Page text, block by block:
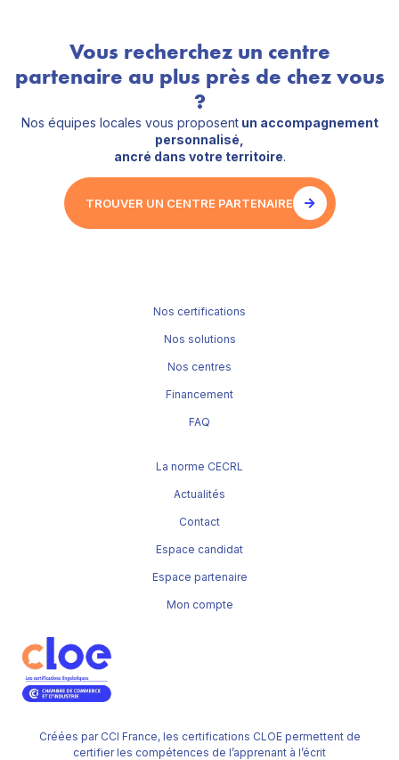
Vous recherchez un centre
partenaire au plus près de chez vous
?
Nos équipes locales vous proposentun accompagnement
personnalisé,
ancré dans votre territoire.
TROUVER UN CENTRE PARTENAIRE
Créées par CCI France, les certifications CLOE permettent de
certifier les compétences de l’apprenant à l’écrit
Nos certifications
Nos solutions
Nos centres
Financement
FAQ
La norme CECRL
Actualités
Contact
Espace candidat
Espace partenaire
Mon compte